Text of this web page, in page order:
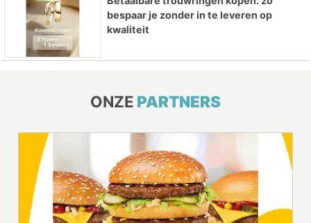
bespaar je zonder in te leveren op
kwaliteit
ONZE PARTNERS